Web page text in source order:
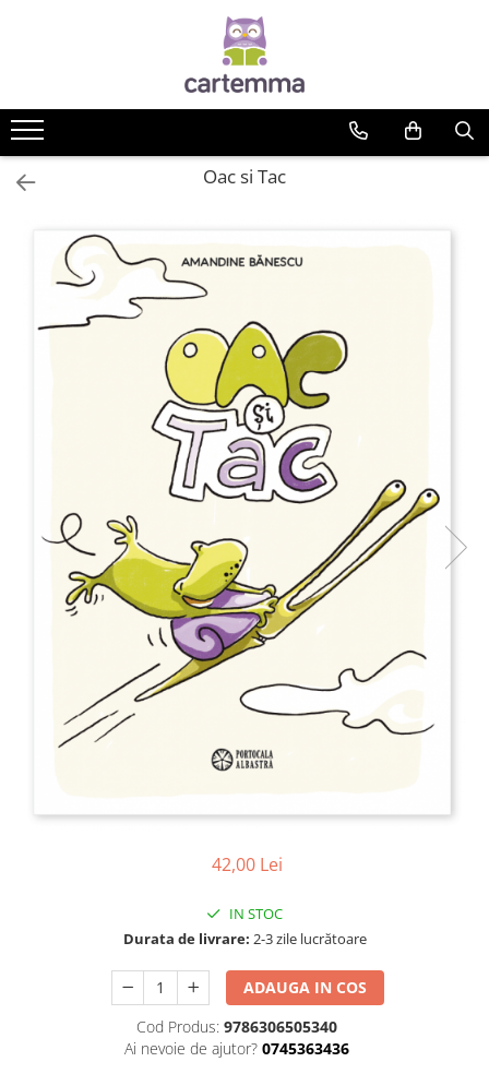
Tematică
Craciun
Activități
Atlase si enciclopedii
Carte de bucate
Călătorie
Educație
Inteligenta emotionala
Povești
Reviste
Știință si natură
2-5 ani
5-7 ani
Editura Aramis
Editura Arthur
Editura Bookzone
Editura Cartea Copiilor
Oac si Tac
42,00 Lei
IN STOC
Durata de livrare: 2-3 zile lucrătoare
ADAUGA IN COS
Cod Produs: 9786306505340
Ai nevoie de ajutor? 0745363436